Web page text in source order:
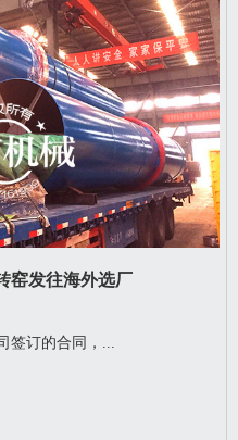
窑发往海外选厂
签订的合同，...